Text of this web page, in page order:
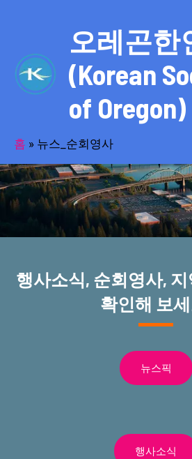
오레곤한
(Korean
of Oregon)
홈 » 뉴스_순회영사
반세기의 세월을 품고 동
오레곤한인
행사소식, 순회영사,
확인해 보
뉴스픽
행사소식